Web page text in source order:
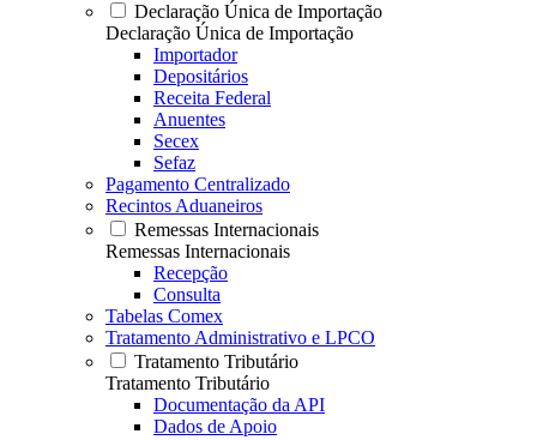
Declaração Única de Importação
Declaração Única de Importação
Importador
Depositários
Receita Federal
Anuentes
Secex
Sefaz
Pagamento Centralizado
Recintos Aduaneiros
Remessas Internacionais
Remessas Internacionais
Recepção
Consulta
Tabelas Comex
Tratamento Administrativo e LPCO
Tratamento Tributário
Tratamento Tributário
Documentação da API
Dados de Apoio